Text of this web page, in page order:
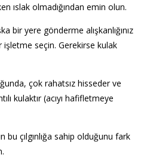
ıslak olmadığından emin olun.
bir yere gönderme alışkanlığınız
seçin. Gerekirse kulak
çok rahatsız hisseder ve
kulaktır (acıyı hafifletmeye
çılgınlığa sahip olduğunu fark